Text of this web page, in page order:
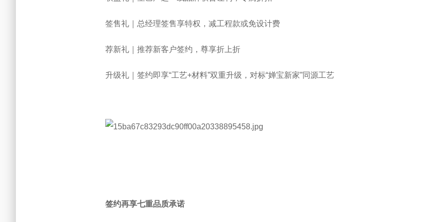
签售礼｜总经理签售享特权，减工程款或免设计费
荐新礼｜推荐新客户签约，尊享折上折
升级礼｜签约即享“工艺+材料”双重升级，对标“婵宝新家”同源工艺
签约再享七重品质承诺